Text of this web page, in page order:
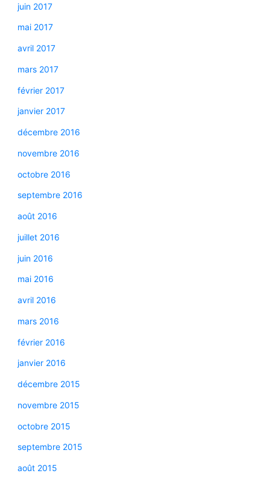
juin 2017
mai 2017
avril 2017
mars 2017
février 2017
janvier 2017
décembre 2016
novembre 2016
octobre 2016
septembre 2016
août 2016
juillet 2016
juin 2016
mai 2016
avril 2016
mars 2016
février 2016
janvier 2016
décembre 2015
novembre 2015
octobre 2015
septembre 2015
août 2015